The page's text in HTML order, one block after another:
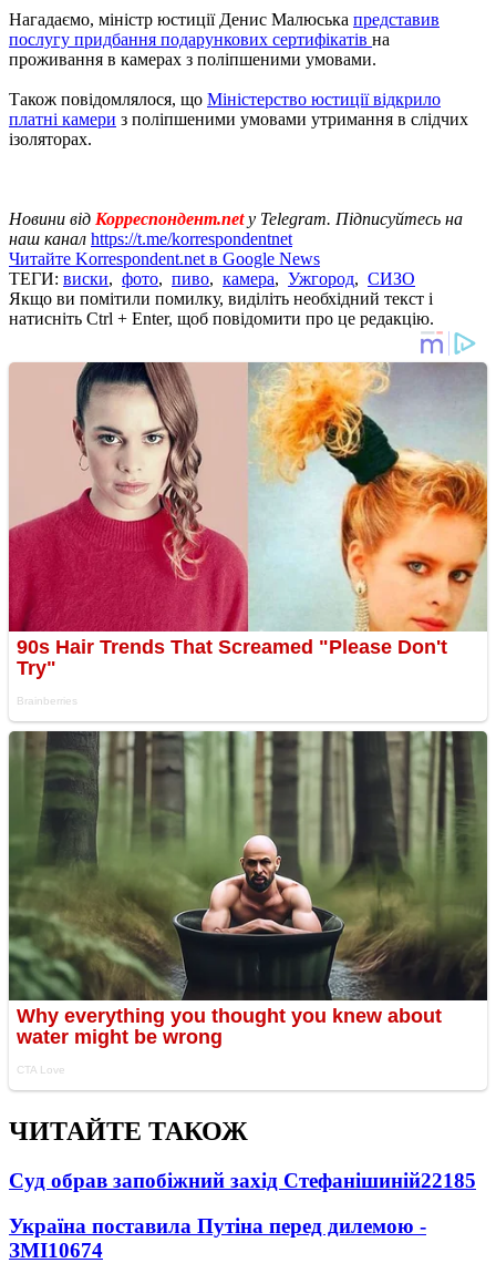
Нагадаємо, міністр юстиції Денис Малюська представив
послугу придбання подарункових сертифікатів на
проживання в камерах з поліпшеними умовами.
Також повідомлялося, що Міністерство юстиції відкрило
платні камери з поліпшеними умовами утримання в слідчих
ізоляторах.
Новини від Корреспондент.net у Telegram. Підписуйтесь на
наш канал https://t.me/korrespondentnet
Читайте Korrespondent.net в Google News
ТЕГИ: виски, фото, пиво, камера, Ужгород, СИЗО
Якщо ви помітили помилку, виділіть необхідний текст і
натисніть Ctrl + Enter, щоб повідомити про це редакцію.
ЧИТАЙТЕ ТАКОЖ
Суд обрав запобіжний захід Стефанішиній22185
Україна поставила Путіна перед дилемою -
ЗМІ10674